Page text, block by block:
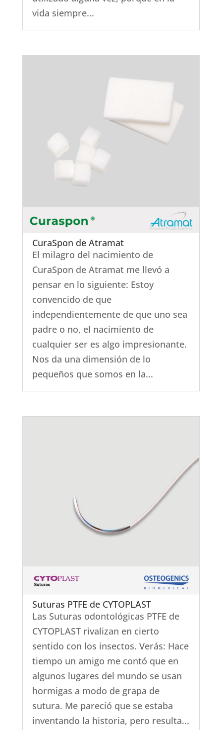
vida siempre...
CuraSpon de Atramat
El milagro del nacimiento de
CuraSpon de Atramat me llevó a
pensar en lo siguiente: Estoy
convencido de que
independientemente de que uno sea
padre o no, el nacimiento de
cualquier ser es algo impresionante.
Nos da una dimensión de lo
pequeños que somos en la...
Suturas PTFE de CYTOPLAST
Las Suturas odontológicas PTFE de
CYTOPLAST rivalizan en cierto
sentido con los insectos. Verás: Hace
tiempo un amigo me contó que en
algunos lugares del mundo se usan
hormigas a modo de grapa de
sutura. Me pareció que se estaba
inventando la historia, pero resulta...